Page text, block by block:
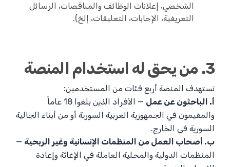
الشخصي، إعلانات الوظائف والمناقصات، الرسائل
التعريفية، الإجابات، التعليقات، إلخ).
3. من يحق له استخدام المنصة
تستهدف المنصة أربع فئات من المستخدمين:
أ. الباحثون عن عمل
— الأفراد الذين بلغوا 18 عاماً
والمقيمون في الجمهورية العربية السورية أو من أبناء الجالية
السورية في الخارج.
ب. أصحاب العمل من المنظمات الإنسانية وغير الربحية —
المنظمات الدولية والمحلية العاملة في الإغاثة وإعادة